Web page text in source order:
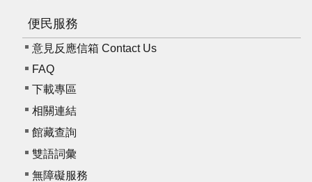
便民服務
意見反應信箱 Contact Us
FAQ
下載專區
相關連結
館藏查詢
雙語詞彙
無障礙服務